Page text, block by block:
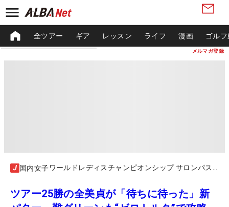
メルマガ登録
全ツアー ギア レッスン ライフ 漫画 ゴル
国内女子
ツアー25勝の全美貞が「待ちに待った」新